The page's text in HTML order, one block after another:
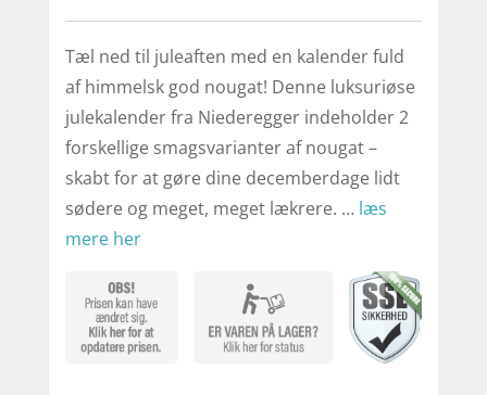
Tæl ned til juleaften med en kalender fuld
af himmelsk god nougat! Denne luksuriøse
julekalender fra Niederegger indeholder 2
forskellige smagsvarianter af nougat –
skabt for at gøre dine decemberdage lidt
sødere og meget, meget lækrere. … læs
mere her